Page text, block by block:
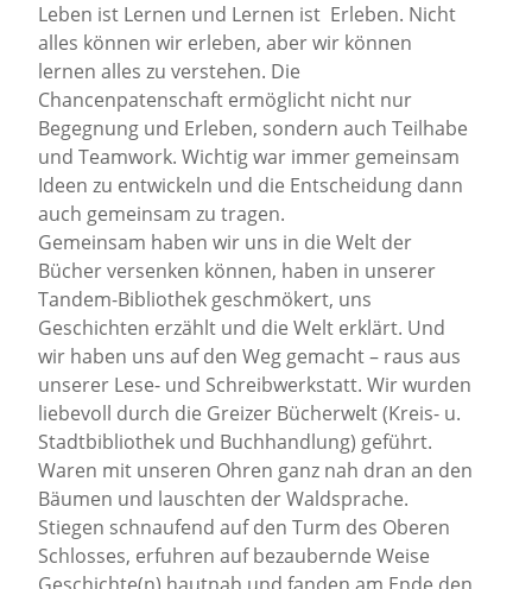
Leben ist Lernen und Lernen ist Erleben. Nicht
alles können wir erleben, aber wir können
lernen alles zu verstehen. Die
Chancenpatenschaft ermöglicht nicht nur
Begegnung und Erleben, sondern auch Teilhabe
und Teamwork. Wichtig war immer gemeinsam
Ideen zu entwickeln und die Entscheidung dann
auch gemeinsam zu tragen.
Gemeinsam haben wir uns in die Welt der
Bücher versenken können, haben in unserer
Tandem-Bibliothek geschmökert, uns
Geschichten erzählt und die Welt erklärt. Und
wir haben uns auf den Weg gemacht – raus aus
unserer Lese- und Schreibwerkstatt. Wir wurden
liebevoll durch die Greizer Bücherwelt (Kreis- u.
Stadtbibliothek und Buchhandlung) geführt.
Waren mit unseren Ohren ganz nah dran an den
Bäumen und lauschten der Waldsprache.
Stiegen schnaufend auf den Turm des Oberen
Schlosses, erfuhren auf bezaubernde Weise